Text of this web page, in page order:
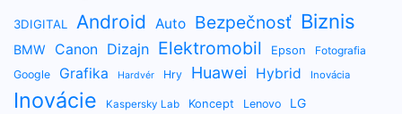
3DIGITAL Android Auto Bezpečnosť Biznis
BMW Canon Dizajn Elektromobil Epson
Fotografia
Google
Grafika Hardvér Hry Huawei Hybrid Inovácia
Inovácie Kaspersky Lab Koncept Lenovo LG